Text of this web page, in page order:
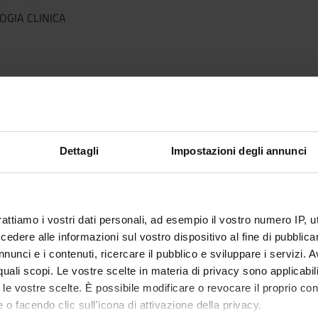
Dettagli Impostazioni degli annunci
i vostri dati personali, ad esempio il vostro numero IP,
alle informazioni sul vostro dispositivo al fine di
e i contenuti, ricercare il pubblico e sviluppare i servizi.
scopi. Le vostre scelte in materia di privacy sono
vostre scelte. È possibile modificare o revocare il proprio
o facendo clic sull'icona di attivazione della privacy.
CLINICA
PER IMMAGINI E RADIOPROTEZIONE